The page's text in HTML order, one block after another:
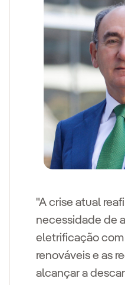
"A crise atual
necessidade de
eletrificação com
renováveis e as
alcançar a